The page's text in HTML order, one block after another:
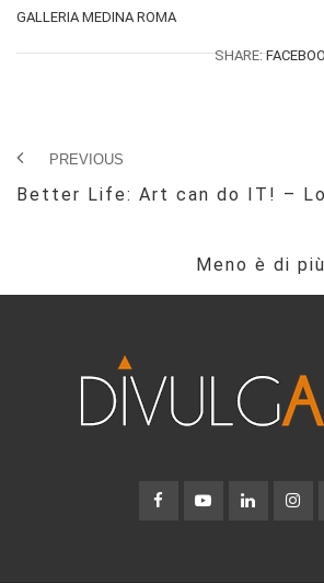
GALLERIA MEDINA ROMA
SHARE:
PREVIOUS
Better Life: Art can do IT! –
Meno è di